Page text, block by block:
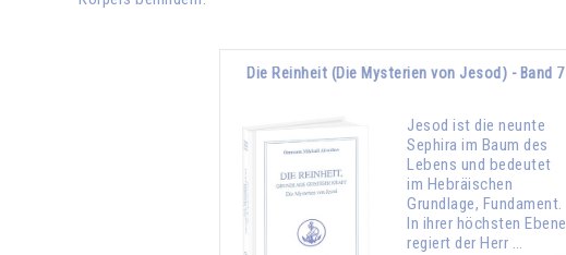
Die Reinheit (Die Mysterien von Jesod) - Band 7
Jesod ist die neunte
Sephira im Baum des
Lebens und bedeutet
im Hebräischen
Grundlage, Fundament.
In ihrer höchsten Ebene
regiert der Herr …